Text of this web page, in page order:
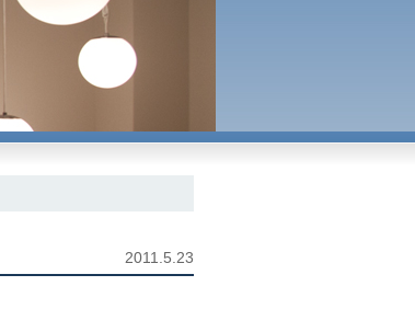
2011.5.23